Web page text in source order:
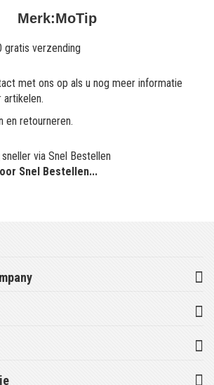
Merk:MoTip
gratis verzending
met ons op als u nog meer informatie
en retourneren.
via Snel Bestellen
Snel Bestellen...